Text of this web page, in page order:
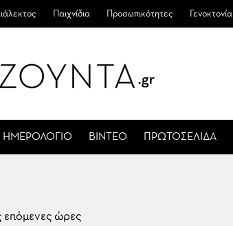
Παιχνίδια Προσωπικότητες Γενοκτονία
ΗΜΕΡΟΛΟΓΙΟ ΒΙΝΤΕΟ ΠΡΩΤΟΣΕΛΙΔΑ